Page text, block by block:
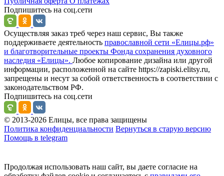
Подпишитесь на соц.сети
Осуществляя заказ треб через наш сервис, Вы также
поддерживаете деятельность православной сети «Елицы.рф»
и благотворительные проекты Фонда сохранения духовного
наследия «Елицы». Любое копирование дизайна или другой
информации, расположенной на сайте https://zapiski.elitsy.ru,
запрещены и несут за собой ответственность в соответствии с
законодательством РФ.
Подпишитесь на соц.сети
© 2013-2026 Елицы, все права защищены
Политика конфиденциальности Вернуться в старую версию
Помощь в telegram
Продолжая использовать наш сайт, вы даете согласие на